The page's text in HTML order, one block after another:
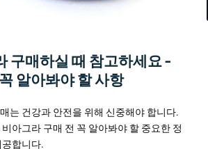
구매하실 때 참고하세요 -
알아봐야 할 사항
는 건강과 안전을 위해 신중해야 합니다.
아그라 구매 전 꼭 알아봐야 할 중요한 정
공합니다.